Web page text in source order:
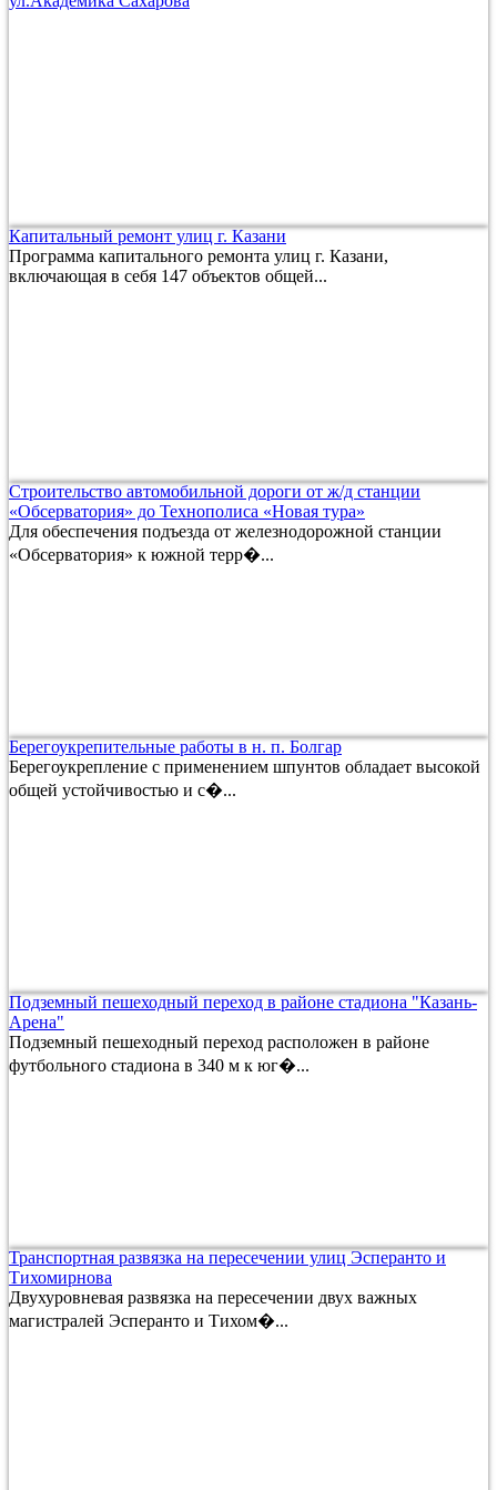
Капитальный ремонт улиц г. Казани
Программа капитального ремонта улиц г. Казани,
включающая в себя 147 объектов общей...
Строительство автомобильной дороги от ж/д станции
«Обсерватория» до Технополиса «Новая тура»
Для обеспечения подъезда от железнодорожной станции
«Обсерватория» к южной терр�...
Берегоукрепительные работы в н. п. Болгар
Берегоукрепление с применением шпунтов обладает высокой
общей устойчивостью и с�...
Подземный пешеходный переход в районе стадиона "Казань-
Арена"
Подземный пешеходный переход расположен в районе
футбольного стадиона в 340 м к юг�...
Транспортная развязка на пересечении улиц Эсперанто и
Тихомирнова
Двухуровневая развязка на пересечении двух важных
магистралей Эсперанто и Тихом�...